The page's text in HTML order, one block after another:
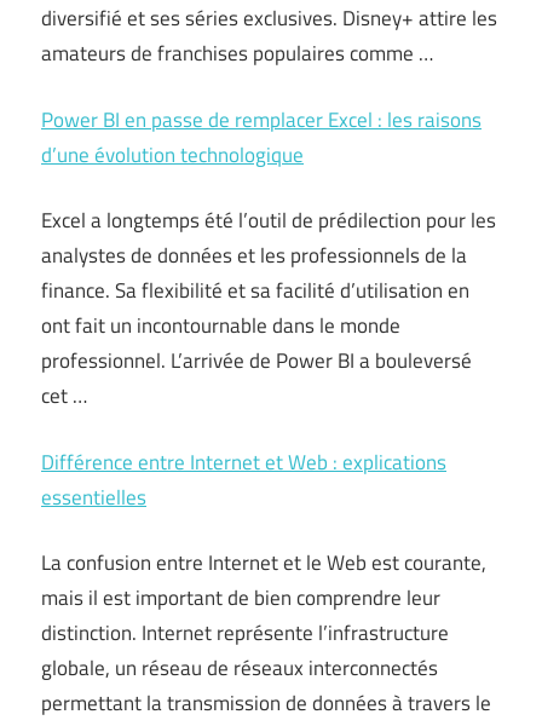
diversifié et ses séries exclusives. Disney+ attire les
amateurs de franchises populaires comme …
Power BI en passe de remplacer Excel : les raisons
d’une évolution technologique
Excel a longtemps été l’outil de prédilection pour les
analystes de données et les professionnels de la
finance. Sa flexibilité et sa facilité d’utilisation en
ont fait un incontournable dans le monde
professionnel. L’arrivée de Power BI a bouleversé
cet …
Différence entre Internet et Web : explications
essentielles
La confusion entre Internet et le Web est courante,
mais il est important de bien comprendre leur
distinction. Internet représente l’infrastructure
globale, un réseau de réseaux interconnectés
permettant la transmission de données à travers le